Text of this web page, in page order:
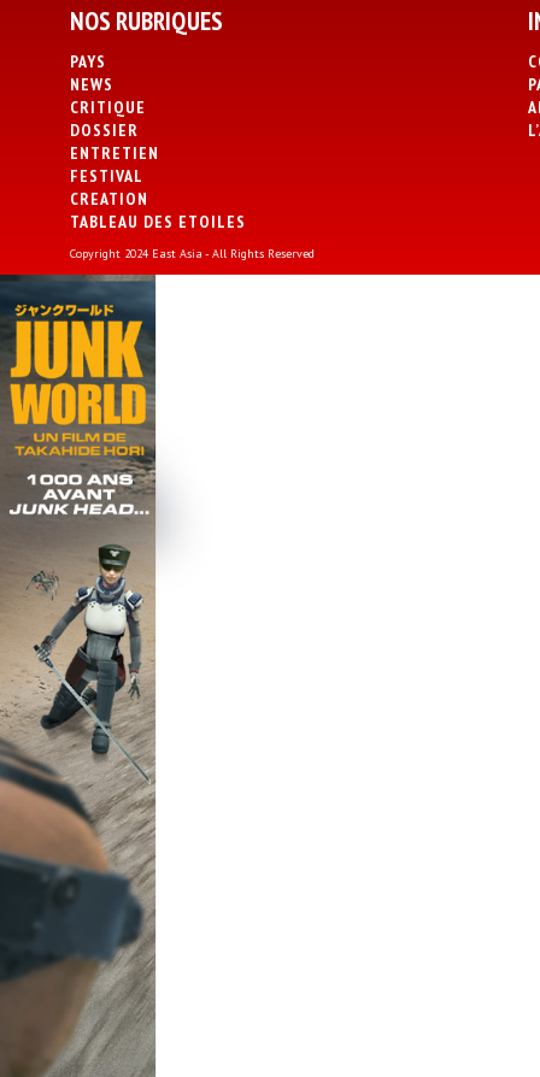
NOS RUBRIQUES
PAYS
NEWS
CRITIQUE
DOSSIER
ENTRETIEN
FESTIVAL
CREATION
TABLEAU DES ETOILES
Copyright 2024 East Asia - All Rights Reserved